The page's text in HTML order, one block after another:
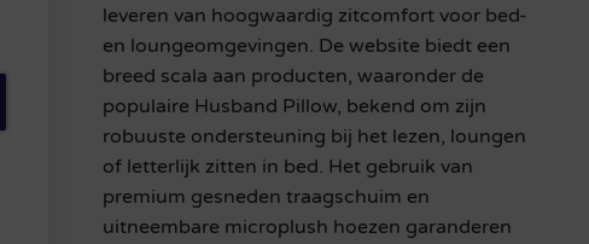
leveren van hoogwaardig zitcomfort voor bed-
en loungeomgevingen. De website biedt een
breed scala aan producten, waaronder de
populaire Husband Pillow, bekend om zijn
robuuste ondersteuning bij het lezen, loungen
of letterlijk zitten in bed. Het gebruik van
premium gesneden traagschuim en
uitneembare microplush hoezen garanderen